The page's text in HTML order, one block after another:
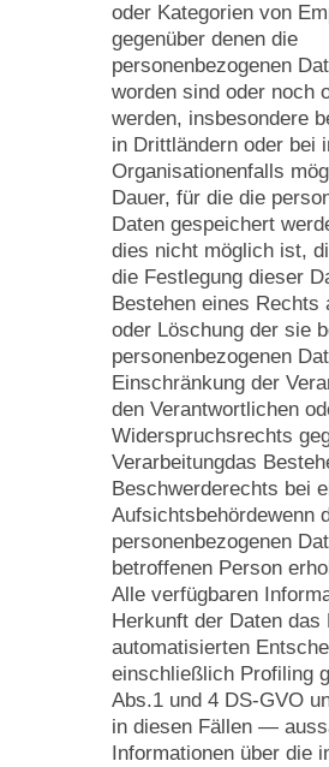
oder Kategorien von
gegenüber denen die
personenbezogenen
worden sind oder noch
werden, insbesondere
in Drittländern oder bei
Organisationenfalls
Dauer, für die die
Daten gespeichert
dies nicht möglich ist,
die Festlegung dieser
Bestehen eines Rechts
oder Löschung der sie
personenbezogenen
Einschränkung der
den Verantwortlichen
Widerspruchsrechts
Verarbeitungdas
Beschwerderechts bei
Aufsichtsbehördewenn
personenbezogenen
betroffenen Person
Alle verfügbaren
Herkunft der Daten das
automatisierten
einschließlich Profiling
Abs.1 und 4 DS-GVO
in diesen Fällen —
Informationen über die